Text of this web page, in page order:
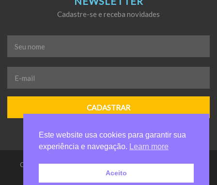
Cadastre-se e receba novidades
Seu
nome
E-
mail
Casa da Criança de Valinhos Anelio Zanuchi - Todos os direitos
reservados
Este website usa cookies para garantir sua
experiência e navegação.
Learn more
Aceito